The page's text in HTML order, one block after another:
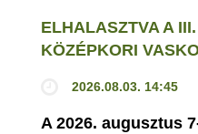
ELHALASZTVA A
KÖZÉPKORI
2026.08.03. 14:45
A 2026. augusztus